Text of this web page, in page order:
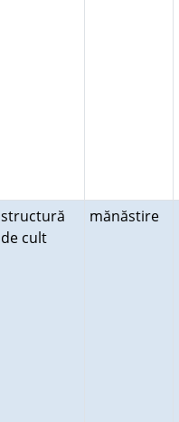
structură
de cult
mănăstire